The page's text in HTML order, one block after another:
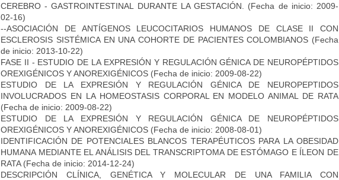
CEREBRO - GASTROINTESTINAL DURANTE LA GESTACIÓN.
(Fecha de inicio: 2009-
02-16)
--ASOCIACIÓN DE ANTÍGENOS LEUCOCITARIOS HUMANOS DE CLASE II CON
ESCLEROSIS SISTÉMICA EN UNA COHORTE DE PACIENTES COLOMBIANOS (Fecha
de inicio: 2013-10-22)
FASE II - ESTUDIO DE LA EXPRESIÓN Y REGULACIÓN GÉNICA DE NEUROPÉPTIDOS
OREXIGÉNICOS Y ANOREXIGÉNICOS (Fecha de inicio: 2009-08-22)
ESTUDIO DE LA EXPRESIÓN Y REGULACIÓN GÉNICA DE NEUROPEPTIDOS
INVOLUCRADOS EN LA HOMEOSTASIS CORPORAL EN MODELO ANIMAL DE RATA
(Fecha de inicio: 2009-08-22)
ESTUDIO DE LA EXPRESIÓN Y REGULACIÓN GÉNICA DE NEUROPÉPTIDOS
OREXIGÉNICOS Y ANOREXIGÉNICOS (Fecha de inicio: 2008-08-01)
IDENTIFICACIÓN DE POTENCIALES BLANCOS TERAPÉUTICOS PARA LA OBESIDAD
HUMANA MEDIANTE EL ANÁLISIS DEL TRANSCRIPTOMA DE ESTÓMAGO E ÍLEON DE
RATA(Fecha de inicio: 2014-12-24)
DESCRIPCIÓN CLÍNICA, GENÉTICA Y MOLECULAR DE UNA FAMILIA CON